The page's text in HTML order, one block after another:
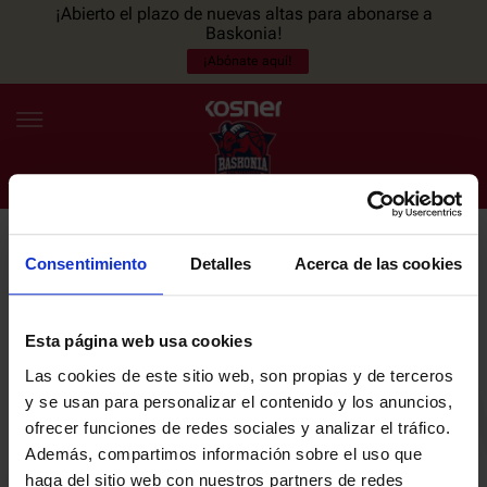
Consentimiento Detalles Acerca de las cookies
Esta página web usa cookies
Las cookies de este sitio web, son propias y de terceros
y se usan para personalizar el contenido y los anuncios,
ofrecer funciones de redes sociales y analizar el tráfico.
Además, compartimos información sobre el uso que
haga del sitio web con nuestros partners de redes
¡Abierto el plazo de nuevas altas para abonarse a
Baskonia!
¡Abónate aquí!
ES EU
NOTICIAS
PLANTILLA
ENTRADAS
NEWSLETTER
últimas noticias y promociones del club.
Email
He leído y acepto laPolítica de privacidaddel SASKI BASKONIA